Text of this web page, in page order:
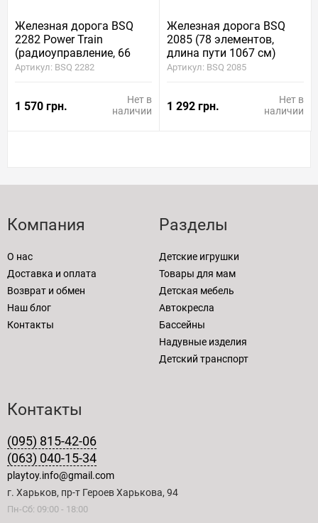
Железная дорога BSQ
2282 Power Train
(радиоуправление, 66
элементов, длина пути
Артикул: BSQ 2282
1 570 грн.
Нет в
наличии
Железная дорога BSQ
2085 (78 элементов,
длина пути 1067 см)
Артикул: BSQ 2085
1 292 грн.
Нет в
наличии
Компания
О нас
Доставка и оплата
Возврат и обмен
Наш блог
Контакты
Разделы
Детские игрушки
Товары для мам
Детская мебель
Автокресла
Бассейны
Надувные изделия
Детский транспорт
Контакты
(095) 815-42-06
(063) 040-15-34
playtoy.info@gmail.com
г. Харьков, пр-т Героев Харькова, 94
Пн-Сб: 09:00 - 18:00